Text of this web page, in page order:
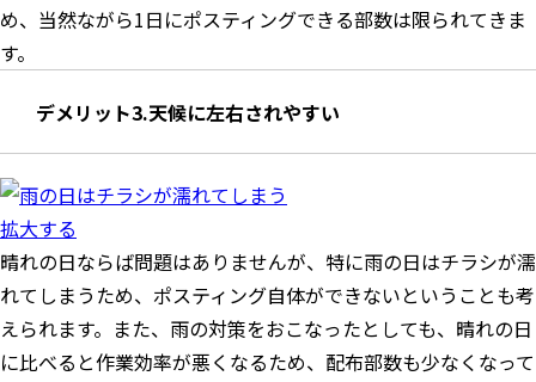
め、当然ながら1日にポスティングできる部数は限られてきま
す。
デメリット3.天候に左右されやすい
拡大する
晴れの日ならば問題はありませんが、特に雨の日はチラシが濡
れてしまうため、ポスティング自体ができないということも考
えられます。また、雨の対策をおこなったとしても、晴れの日
に比べると作業効率が悪くなるため、配布部数も少なくなって